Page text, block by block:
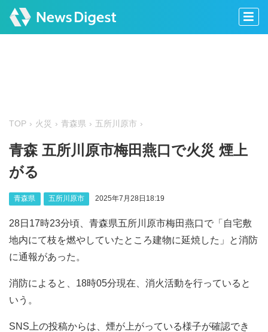
TOP 火災 青森県 五所川原市
青森 五所川原市梅田燕口で火災 煙上
がる
青森県 五所川原市 2025年7月28日18:19
28日17時23分頃、青森県五所川原市梅田燕口で「自宅敷
地内にて枝を燃やしていたところ建物に延焼した」と消防
に通報があった。
消防によると、18時05分現在、消火活動を行っていると
いう。
SNS上の投稿からは、煙が上がっている様子が確認でき